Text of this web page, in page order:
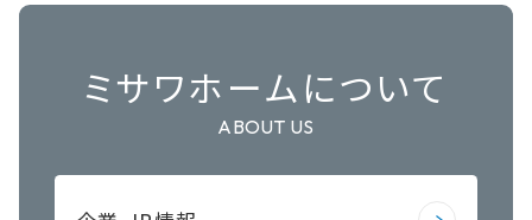
ミサワホームについて
ABOUT US